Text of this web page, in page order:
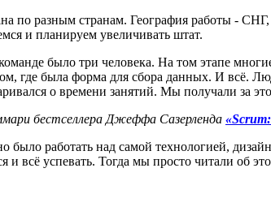
по разным странам. География работы -
и планируем увеличивать штат.
было три человека. На том этапе
где была форма для сбора данных. И всё.
о времени занятий. Мы получали за
бестселлера Джеффа Сазерленда
работать над самой технологией,
всё успевать. Тогда мы просто читали об